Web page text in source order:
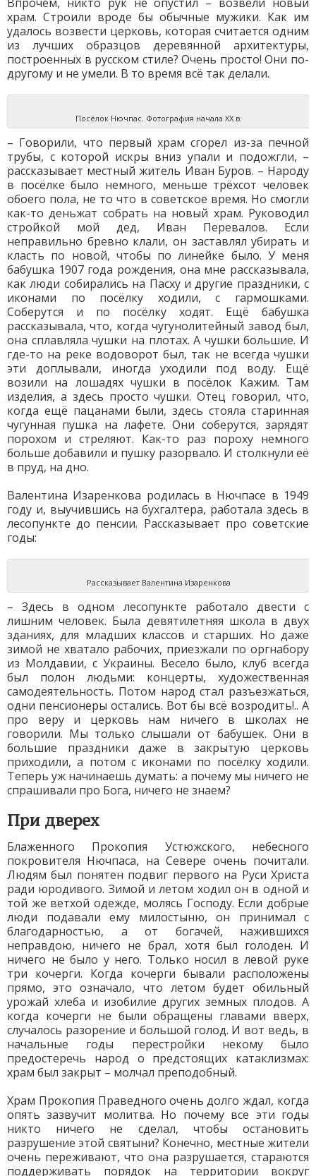
храм. Строили вроде бы обычные мужики. Как им
удалось возвести церковь, которая считается одним
из лучших образцов деревянной архитектуры,
построенных в русском стиле? Очень просто! Они по-
другому и не умели. В то время всё так делали.
Посёлок Нючпас. Фотография начала ХХ в.
– Говорили, что первый храм сгорел из-за печной
трубы, с которой искры вниз упали и подожгли, –
рассказывает местный житель Иван Буров. – Народу
в посёлке было немного, меньше трёхсот человек
обоего пола, не то что в советское время. Но смогли
как-то деньжат собрать на новый храм. Руководил
стройкой мой дед, Иван Перевалов. Если
неправильно бревно клали, он заставлял убирать и
класть по новой, чтобы по линейке было. У меня
бабушка 1907 года рождения, она мне рассказывала,
как люди собирались на Пасху и другие праздники, с
иконами по посёлку ходили, с гармошками.
Соберутся и по посёлку ходят. Ещё бабушка
рассказывала, что, когда чугунолитейный завод был,
она сплавляла чушки на плотах. А чушки большие. И
где-то на реке водоворот был, так не всегда чушки
эти доплывали, иногда уходили под воду. Ещё
возили на лошадях чушки в посёлок Кажим. Там
изделия, а здесь просто чушки. Отец говорил, что,
когда ещё пацанами были, здесь стояла старинная
чугунная пушка на лафете. Они соберутся, зарядят
порохом и стреляют. Как-то раз пороху немного
больше добавили и пушку разорвало. И столкнули её
в пруд, на дно.
Валентина Изаренкова родилась в Нючпасе в 1949
году и, выучившись на бухгалтера, работала здесь в
лесопункте до пенсии. Рассказывает про советские
годы:
Рассказывает Валентина Изаренкова
– Здесь в одном лесопункте работало двести с
лишним человек. Была девятилетняя школа в двух
зданиях, для младших классов и старших. Но даже
зимой не хватало рабочих, приезжали по оргнабору
из Молдавии, с Украины. Весело было, клуб всегда
был полон людьми: концерты, художественная
самодеятельность. Потом народ стал разъезжаться,
одни пенсионеры остались. Вот бы всё возродить!.. А
про веру и церковь нам ничего в школах не
говорили. Мы только слышали от бабушек. Они в
большие праздники даже в закрытую церковь
приходили, а потом с иконами по посёлку ходили.
Теперь уж начинаешь думать: а почему мы ничего не
спрашивали про Бога, ничего не знаем?
При дверех
Блаженного Прокопия Устюжского, небесного
покровителя Нючпаса, на Севере очень почитали.
Людям был понятен подвиг первого на Руси Христа
ради юродивого. Зимой и летом ходил он в одной и
той же ветхой одежде, молясь Господу. Если добрые
люди подавали ему милостыню, он принимал с
благодарностью, а от богачей, нажившихся
неправдою, ничего не брал, хотя был голоден. И
ничего не было у него. Только носил в левой руке
три кочерги. Когда кочерги бывали расположены
прямо, это означало, что летом будет обильный
урожай хлеба и изобилие других земных плодов. А
когда кочерги не были обращены главами вверх,
случалось разорение и большой голод. И вот ведь, в
начальные годы перестройки некому было
предостеречь народ о предстоящих катаклизмах:
храм был закрыт – молчал преподобный.
Храм Прокопия Праведного очень долго ждал, когда
опять зазвучит молитва. Но почему все эти годы
никто ничего не сделал, чтобы остановить
разрушение этой святыни? Конечно, местные жители
очень переживают, что она разрушается, стараются
поддерживать порядок на территории вокруг